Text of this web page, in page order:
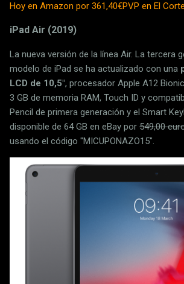
Hoy en Amazon por 361,40€PVP en El
iPad Air (2019)
La nueva versión de la línea Air. La tercera
modelo de iPad se ha actualizado con una
LCD de 10,5", procesador Apple A12
3 GB de memoria RAM, Touch ID y
Pencil de primera generación y el Smart
disponible de 64 GB en eBay por 549,00
usando el código "MICUPONAZO15".